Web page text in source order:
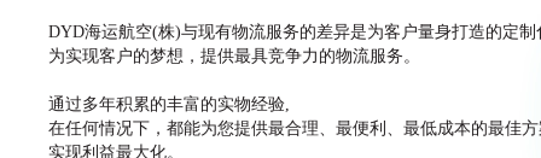
DYD海运航空(株)与现有物流服务的差异是为客户量身打造的定
为实现客户的梦想，提供最具竞争力的物流服务。
通过多年积累的丰富的实物经验,
在任何情况下，都能为您提供最合理、最便利、最低成本的最佳
实现利益最大化。